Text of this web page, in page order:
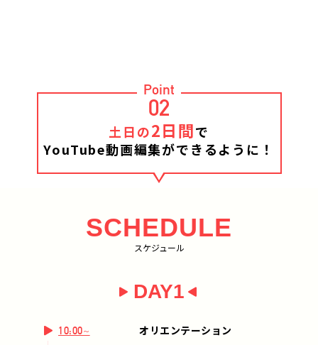
Point
02
土日の2日間で
YouTube動画編集ができるように！
SCHEDULE
スケジュール
DAY1
10:00~ オリエンテーション